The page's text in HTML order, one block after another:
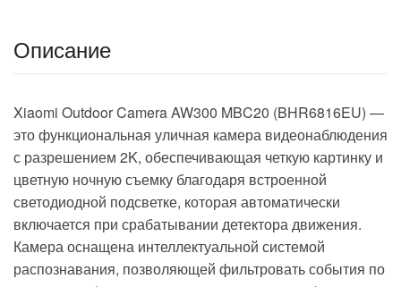
Описание
Xiaomi Outdoor Camera AW300 MBC20 (BHR6816EU) —
это функциональная уличная камера видеонаблюдения
с разрешением 2K, обеспечивающая четкую картинку и
цветную ночную съемку благодаря встроенной
светодиодной подсветке, которая автоматически
включается при срабатывании детектора движения.
Камера оснащена интеллектуальной системой
распознавания, позволяющей фильтровать события по